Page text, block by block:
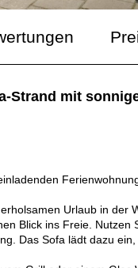
Strand mit
Urlaub in
Blick ins Freie.
Das Sofa lädt dazu